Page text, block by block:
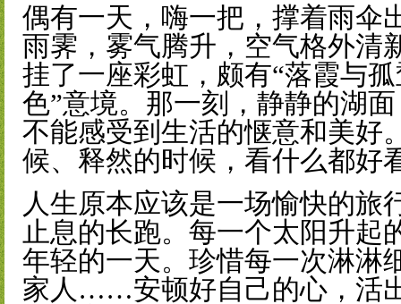
偶有一天，嗨一把，撑着雨伞
雨霁，雾气腾升，空气格外清
挂了一座彩虹，颇有“落霞与
色”意境。那一刻，静静的湖
不能感受到生活的惬意和美好
候、释然的时候，看什么都好
人生原本应该是一场愉快的旅
止息的长跑。每一个太阳升起
年轻的一天。珍惜每一次淋淋
家人……安顿好自己的心，活